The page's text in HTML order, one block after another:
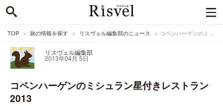
TOP 旅の情報を探す リスヴェル編集部のニュース コペンハーゲンのミシュラン星付きレストラン2013
リスヴェル編集部
2013年04月 5日
コペンハーゲンのミシュラン星付きレストラン
2013